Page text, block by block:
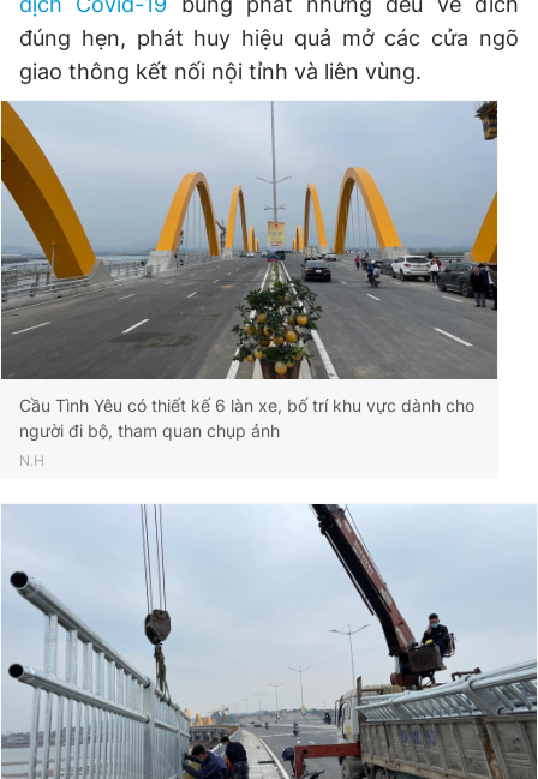
đúng hẹn, phát huy hiệu quả mở các cửa ngõ
giao thông kết nối nội tỉnh và liên vùng.
Cầu Tình Yêu có thiết kế 6 làn xe, bố trí khu vực dành cho
người đi bộ, tham quan chụp ảnh
N.H